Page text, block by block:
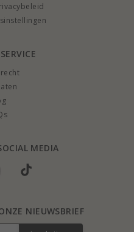
MEDIA
NIEUWSBRIEF